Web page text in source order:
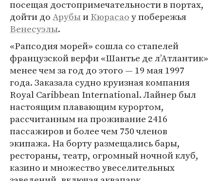
посещая достопримечательности в портах,
дойти доАрубыиКюрасаоу побережья
Венесуэлы.
«Рапсодия морей» сошла со стапелей
французской верфи «Шантье де л’Атлантик»
менее чем за год до этого — 19 мая 1997
года. Заказала судно круизная компания
Royal Caribbean International. Лайнер был
настоящим плавающим курортом,
рассчитанным на проживание 2416
пассажиров и более чем 750 членов
экипажа. На борту размещались бары,
рестораны, театр, огромный ночной клуб,
казино и множество увеселительных